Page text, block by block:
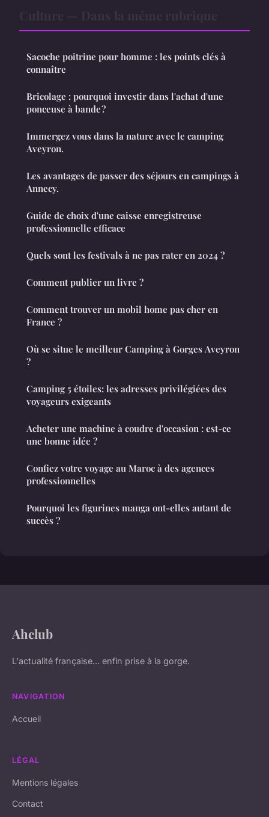
Sacoche poitrine pour homme : les points clés à
connaître
Bricolage : pourquoi investir dans l'achat d'une
ponceuse à bande ?
Immergez vous dans la nature avec le camping
Aveyron.
Les avantages de passer des séjours en campings à
Annecy.
Guide de choix d'une caisse enregistreuse
professionnelle efficace
Quels sont les festivals à ne pas rater en 2024 ?
Comment publier un livre ?
Comment trouver un mobil home pas cher en
France ?
Où se situe le meilleur Camping à Gorges Aveyron
?
Camping 5 étoiles: les adresses privilégiées des
voyageurs exigeants
Acheter une machine à coudre d'occasion : est-ce
une bonne idée ?
Confiez votre voyage au Maroc à des agences
professionnelles
Pourquoi les figurines manga ont-elles autant de
succès ?
Ahclub
L'actualité française... enfin prise à la gorge.
NAVIGATION
Accueil
LÉGAL
Mentions légales
Contact